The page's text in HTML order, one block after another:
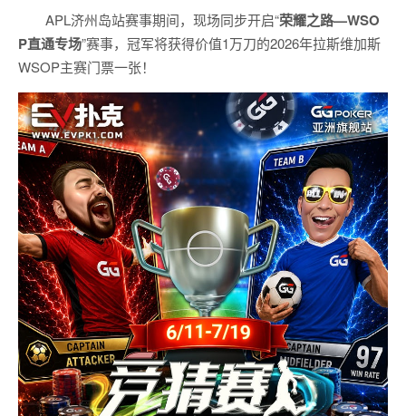
APL济州岛站赛事期间，现场同步开启“荣耀之路—WSO
P直通专场”赛事，冠军将获得价值1万刀的2026年拉斯维加斯
WSOP主赛门票一张！